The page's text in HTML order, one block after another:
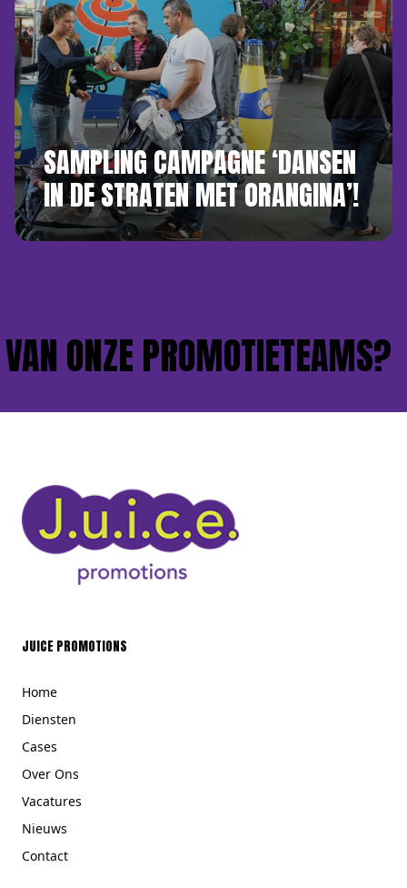
SAMPLING CAMPAGNE ‘DANSEN
IN DE STRATEN MET ORANGINA’!
ONZE PROMOTIETEAMS?
JUICE PROMOTIONS
Home
Diensten
Cases
Over Ons
Vacatures
Nieuws
Contact